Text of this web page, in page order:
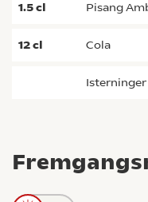
1.5cl Pisang
12cl Cola
isterninger